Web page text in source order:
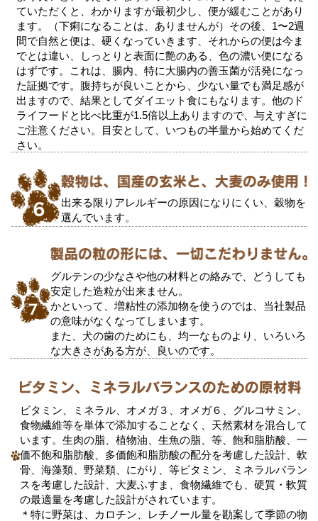
ていただくと、わかりますが最初少し、便が緩むことがあり
ます。（下痢になることは、ありませんが）その後、1〜2週
間で自然と便は、硬くなっていきます、それからの便は今ま
でとは違い、しっとりと表面に艶のある、色の濃い便になる
はずです。これは、腸内、特に大腸内の善玉菌が活発になっ
た証拠です。腹持ちが良いことから、少ない量でも満足感が
出ますので、結果としてダイエット食にもなります。他のド
ライフードと比べ比重が1.5倍以上ありますので、与えすぎに
ご注意ください。目安として、いつもの半量から始めてくだ
さい。
出来る限りアレルギーの原因になりにくい、穀物を
選んでいます。
グルテンの少なさや他の材料との絡みで、どうしても
安定した造粒が出来ません。
かといって、増粘性の添加物を使うのでは、当社製品
の意味がなくなってしまいます。
また、犬の歯のためにも、均一なものより、いろいろ
な大きさがある方が、良いのです。
ビタミン、ミネラル、オメガ３、オメガ６、グルコサミン、
食物繊維等を単体で添加することなく、天然素材を混合して
います。生肉の脂、植物油、生魚の脂、等、飽和脂肪酸、一
価不飽和脂肪酸、多価飽和脂肪酸の配分を考慮した設計、軟
骨、海藻類、野菜類、にがり、等ビタミン、ミネラルバラン
スを考慮した設計、大麦ふすま、食物繊維でも、硬質・軟質
の最適量を考慮した設計がされています。
＊特に野菜は、カロチン、レチノール量を勘案して季節の物